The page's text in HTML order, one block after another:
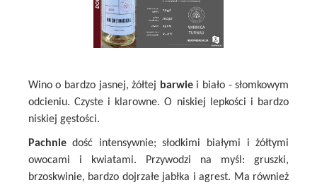
Wino o bardzo jasnej, żółtej barwiei biało - słomkowym
odcieniu. Czyste i klarowne. O niskiej lepkości i bardzo
niskiej gęstości.
Pachniedość intensywnie; słodkimi białymi i żółtymi
owocami i kwiatami. Przywodzi na myśl: gruszki,
brzoskwinie, bardzo dojrzałe jabłka i agrest. Ma również